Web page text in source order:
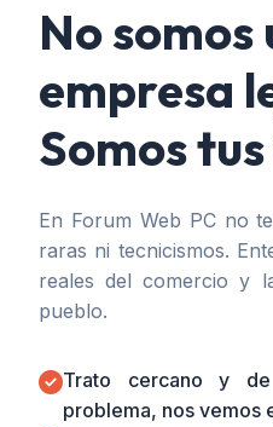
No somos
empresa
Somos
En Forum Web PC no
raras ni tecnicismos.
reales del comercio y
pueblo.
Trato cercano y
problema, nos vemos